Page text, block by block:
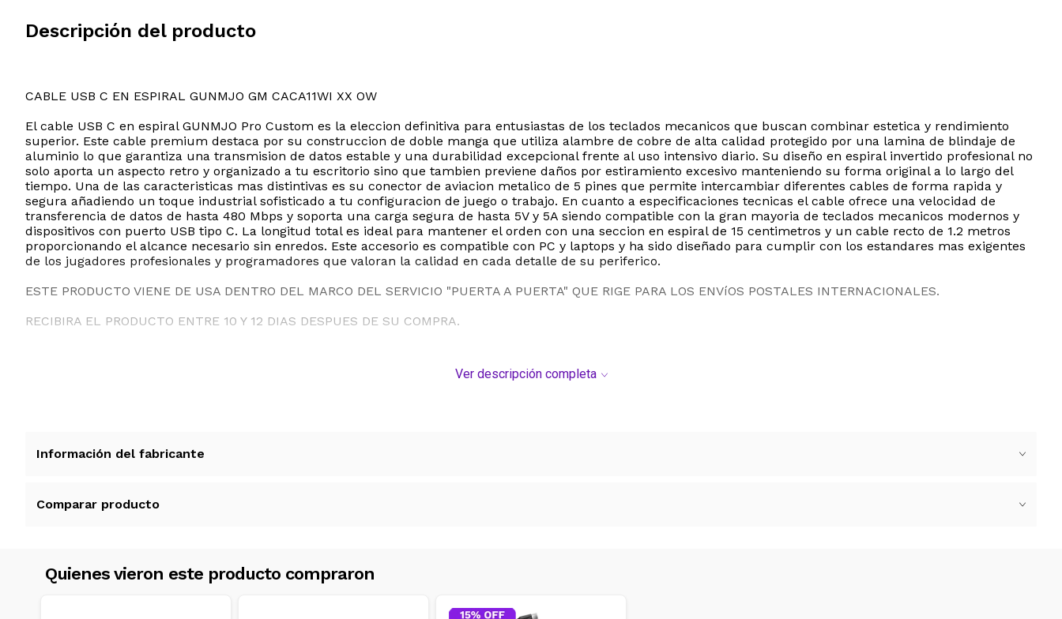
Descripción del producto
CABLE USB C EN ESPIRAL GUNMJO GM CACA11WI XX OW
El cable USB C en espiral GUNMJO Pro Custom es la eleccion definitiva para entusiastas de los teclados mecanicos que buscan combinar estetica y rendimiento
superior. Este cable premium destaca por su construccion de doble manga que utiliza alambre de cobre de alta calidad protegido por una lamina de blindaje de
aluminio lo que garantiza una transmision de datos estable y una durabilidad excepcional frente al uso intensivo diario. Su diseño en espiral invertido profesional no
solo aporta un aspecto retro y organizado a tu escritorio sino que tambien previene daños por estiramiento excesivo manteniendo su forma original a lo largo del
tiempo. Una de las caracteristicas mas distintivas es su conector de aviacion metalico de 5 pines que permite intercambiar diferentes cables de forma rapida y
segura añadiendo un toque industrial sofisticado a tu configuracion de juego o trabajo. En cuanto a especificaciones tecnicas el cable ofrece una velocidad de
transferencia de datos de hasta 480 Mbps y soporta una carga segura de hasta 5V y 5A siendo compatible con la gran mayoria de teclados mecanicos modernos y
dispositivos con puerto USB tipo C. La longitud total es ideal para mantener el orden con una seccion en espiral de 15 centimetros y un cable recto de 1.2 metros
proporcionando el alcance necesario sin enredos. Este accesorio es compatible con PC y laptops y ha sido diseñado para cumplir con los estandares mas exigentes
de los jugadores profesionales y programadores que valoran la calidad en cada detalle de su periferico.
ESTE PRODUCTO VIENE DE USA DENTRO DEL MARCO DEL SERVICIO "PUERTA A PUERTA" QUE RIGE PARA LOS ENVíOS POSTALES INTERNACIONALES.
RECIBIRA EL PRODUCTO ENTRE 10 Y 12 DIAS DESPUES DE SU COMPRA.
Ver descripción completa
Información del fabricante
Comparar producto
Quienes vieron este producto compraron